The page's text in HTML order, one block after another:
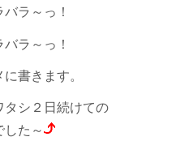
ラ～っ！
ラ～っ！
書きます。
タシ２日続けての
した～